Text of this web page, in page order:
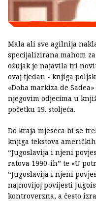
Mala ali sve agilnija
specijalizirana mahom
ožujak je najavila tri
ovaj tjedan - knjiga
«Doba markiza de
njegovim odjecima u
početku 19. stoljeća.
Do kraja mjeseca bi se
knjiga tekstova
“Jugoslavija i njeni
ratova 1990-ih” te «U
“Jugoslavija i njeni
najnovijoj povijesti
kontroverzna, a često